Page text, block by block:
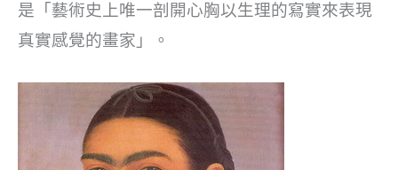
是「藝術史上唯一剖開心胸以生理的寫實來表現
真實感覺的畫家」。